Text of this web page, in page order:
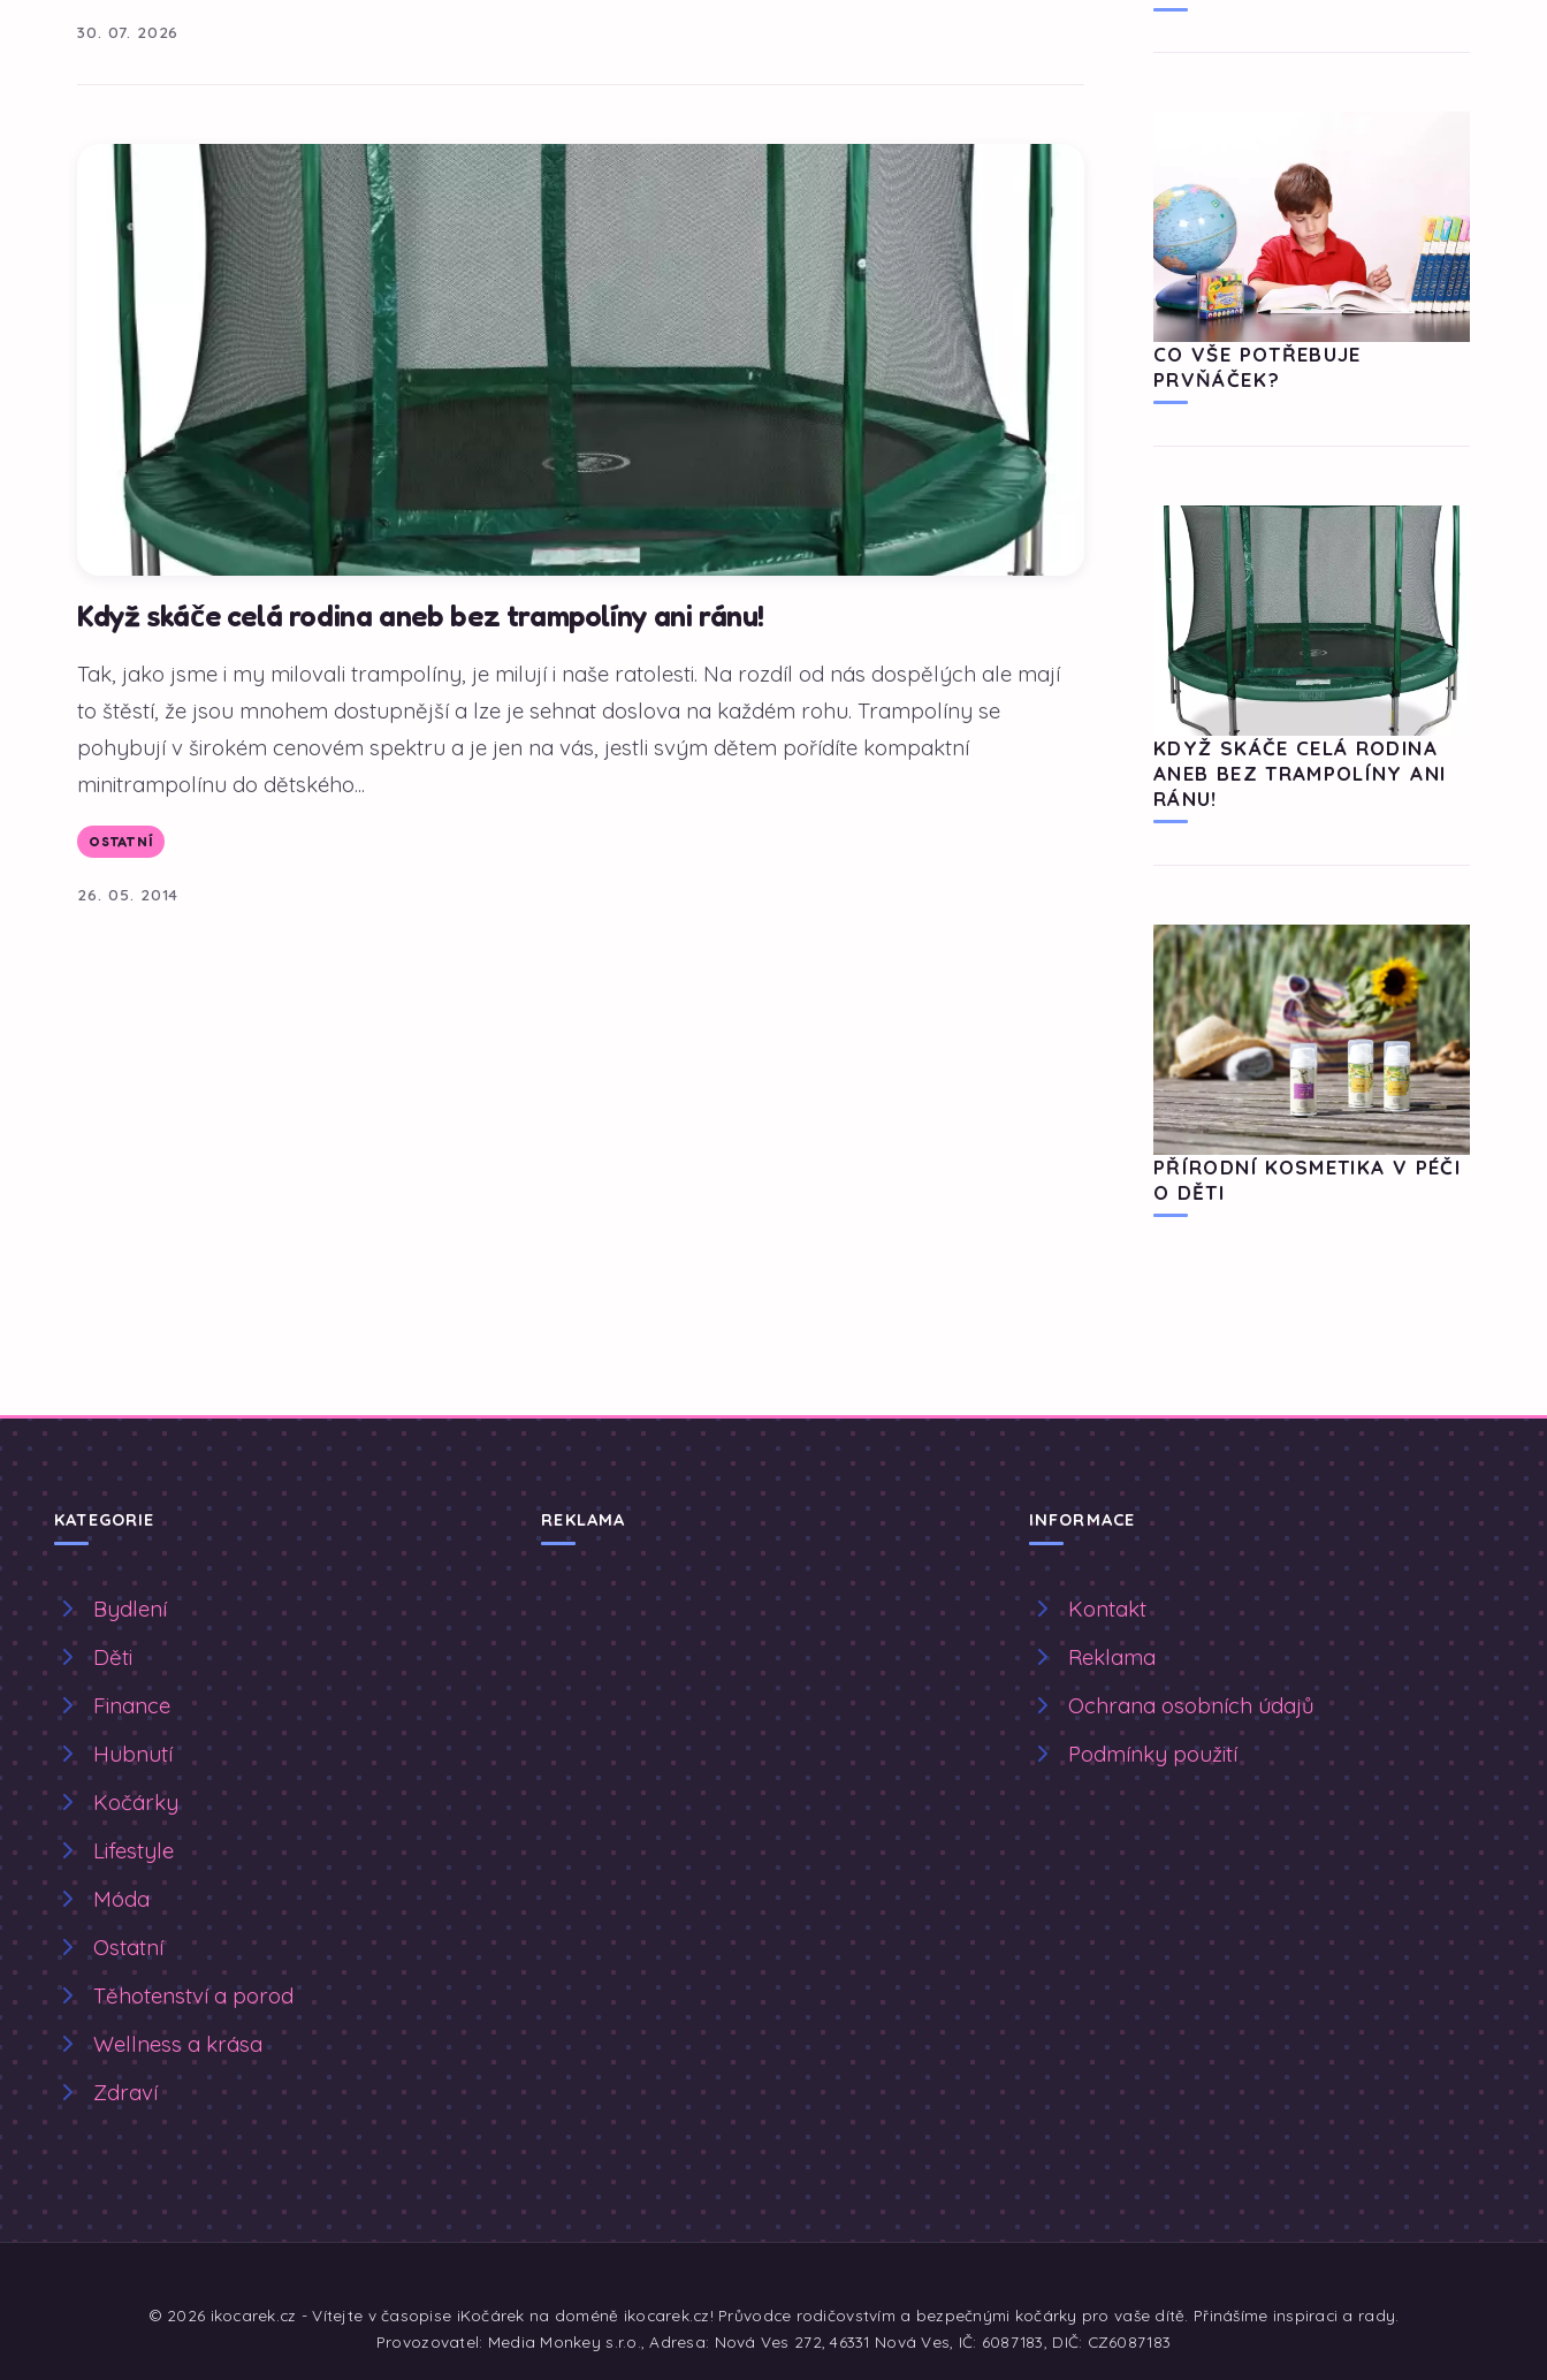
30. 07. 2026
Když skáče celá rodina aneb bez trampolíny ani ránu!
Tak, jako jsme i my milovali trampolíny, je milují i naše ratolesti. Na rozdíl od nás dospělých ale mají
to štěstí, že jsou mnohem dostupnější a lze je sehnat doslova na každém rohu. Trampolíny se
pohybují v širokém cenovém spektru a je jen na vás, jestli svým dětem pořídíte kompaktní
minitrampolínu do dětského...
OSTATNÍ
26. 05. 2014
CO VŠE POTŘEBUJE
PRVŇÁČEK?
KDYŽ SKÁČE CELÁ RODINA
ANEB BEZ TRAMPOLÍNY ANI
RÁNU!
PŘÍRODNÍ KOSMETIKA V PÉČI
O DĚTI
KATEGORIE
Bydlení
Děti
Finance
Hubnutí
Kočárky
Lifestyle
Móda
Ostatní
Těhotenství a porod
Wellness a krása
Zdraví
REKLAMA INFORMACE
Kontakt
Reklama
Ochrana osobních údajů
Podmínky použití
© 2026 ikocarek.cz - Vítejte v časopise iKočárek na doméně ikocarek.cz! Průvodce rodičovstvím a bezpečnými kočárky pro vaše dítě. Přinášíme inspiraci a rady.
Provozovatel: Media Monkey s.r.o., Adresa: Nová Ves 272, 46331 Nová Ves, IČ: 6087183, DIČ: CZ6087183